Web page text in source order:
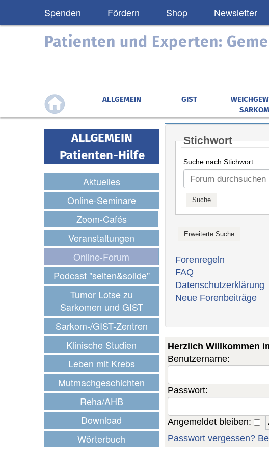
Spenden Fördern Shop Newsletter
Patienten und Experten:
ALLGEMEIN GIST
ALLGEMEIN
Patienten-Hilfe
Aktuelles
Online-Seminare
Zoom-Cafés
Veranstaltungen
Online-Forum
Podcast "selten&solide"
Tumor Lotse zu
Sarkomen und GIST
Sarkom-/GIST-Zentren
Klinische Studien
Leben mit Krebs
Mutmachgeschichten
Reha/AHB
Download
Wörterbuch
Stichwort
Suche nach Stichwort:
Forenregeln
FAQ
Datenschutzerklärung
Neue Forenbeiträge
Herzlich Willkommen
Benutzername:
Passwort:
Angemeldet bleiben:
Passwort vergessen?